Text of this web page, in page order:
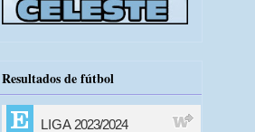
Resultados de fútbol